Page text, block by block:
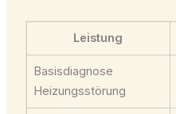
Leistung
Basisdiagnose
Heizungsstörung